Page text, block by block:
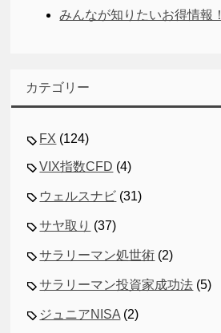
みんなが知りたいお得情報！
カテゴリー
FX (124)
VIX指数CFD (4)
ウェルスナビ (31)
サヤ取り (37)
サラリーマン処世術 (2)
サラリーマン投資家成功法 (5)
ジュニアNISA (2)